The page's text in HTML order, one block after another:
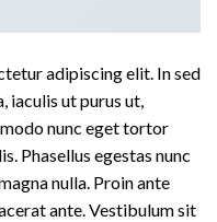
adipiscing elit. In sed
iaculis ut purus ut,
nunc eget tortor
Phasellus egestas nunc
nulla. Proin ante
ante. Vestibulum sit